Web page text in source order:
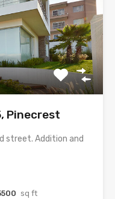
Pinecrest
street. Addition and
sq ft